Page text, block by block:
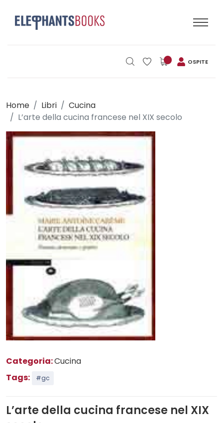
OSPITE
Home Libri
Cucina
L’arte della cucina francese nel XIX secolo
Categoria:Cucina
Tags:
#gc
L’arte della cucina francese nel XIX